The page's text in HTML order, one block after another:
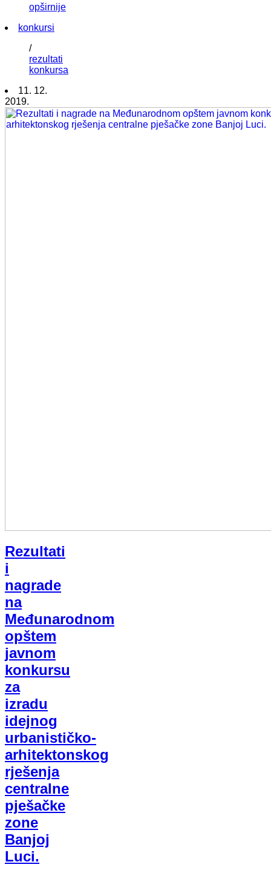
opširnije
konkursi
/
rezultati
konkursa
11. 12.
2019.
Rezultati
i
nagrade
na
Međunarodnom
opštem
javnom
konkursu
za
izradu
idejnog
urbanističko-
arhitektonskog
rješenja
centralne
pješačke
zone
Banjoj
Luci.